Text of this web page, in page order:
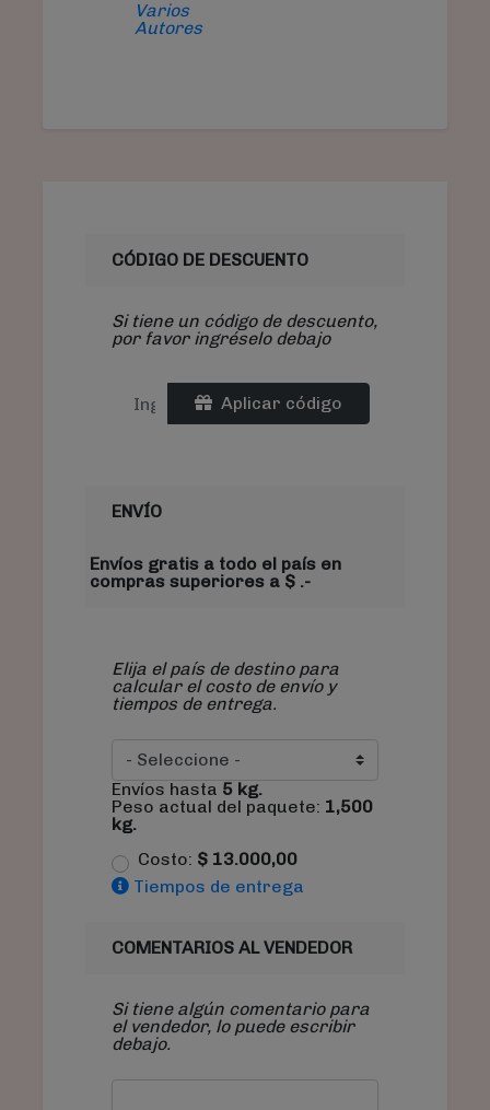
Varios
Autores
CÓDIGO DE DESCUENTO
Si tiene un código de descuento,
por favor ingréselo debajo
Aplicar código
ENVÍO
Envíos gratis a todo el país en
compras superiores a $ .-
Elija el país de destino para
calcular el costo de envío y
tiempos de entrega.
Envíos hasta 5 kg.
Peso actual del paquete: 1,500
kg.
Costo: $ 13.000,00
Tiempos de entrega
COMENTARIOS AL VENDEDOR
Si tiene algún comentario para
el vendedor, lo puede escribir
debajo.